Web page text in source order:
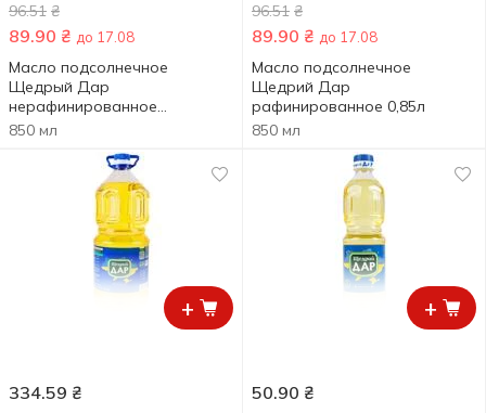
96.51 ₴
89.90 ₴ до 17.08
Масло подсолнечное
Щедрый Дар
нерафинированное
холодного прессования
850 мл
96.51 ₴
89.90 ₴ до 17.08
Масло подсолнечное
Щедрий Дар
рафинированное 0,85л
850 мл
+
334.59 ₴
+
50.90 ₴